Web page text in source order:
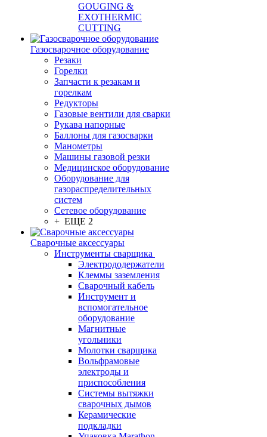
GOUGING &
EXOTHERMIC
CUTTING
Газосварочное оборудование
Резаки
Горелки
Запчасти к резакам и
горелкам
Редукторы
Газовые вентили для сварки
Рукава напорные
Баллоны для газосварки
Манометры
Машины газовой резки
Медицинское оборудование
Оборудование для
газораспределительных
систем
Сетевое оборудование
+ ЕЩЕ 2
Сварочные аксессуары
Инструменты сварщика
Электрододержатели
Клеммы заземления
Сварочный кабель
Инструмент и
вспомогательное
оборудование
Магнитные
угольники
Молотки сварщика
Вольфрамовые
электроды и
приспособления
Системы вытяжки
сварочных дымов
Керамические
подкладки